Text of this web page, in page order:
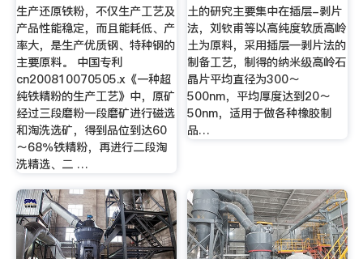
生产还原铁粉，不仅生产工艺及
产品性能稳定，而且能耗低、产
率大，是生产优质钢、特种钢的
主要原料。 中国专利
cn200810070505.x《一种超
纯铁精粉的生产工艺》中，原矿
经过三段磨粉一段磨矿进行磁选
和淘洗选矿，得到品位到达60
～68％铁精粉，再进行二段淘
洗精选、二 …
土的研究主要集中在插层-剥片
法，刘钦甫等以高纯度软质高岭
土为原料，采用插层—剥片法的
制备工艺，制得的纳米级高岭石
晶片平均直径为300～
500nm，平均厚度达到20～
50nm，适用于做各种橡胶制
品…